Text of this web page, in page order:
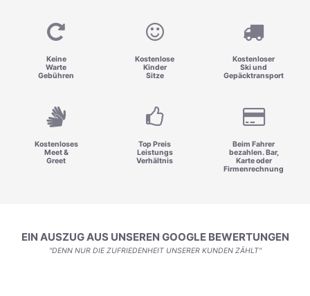
Keine
Warte
Gebühren
Kostenlose
Kinder
Sitze
Kostenloser
Ski und
Gepäcktransport
Kostenloses
Meet &
Greet
Top Preis
Leistungs
Verhältnis
Beim Fahrer
bezahlen. Bar,
Karte oder
Firmenrechnung
EIN AUSZUG AUS UNSEREN GOOGLE BEWERTUNGEN
"DENN NUR DIE ZUFRIEDENHEIT UNSERER KUNDEN ZÄHLT"